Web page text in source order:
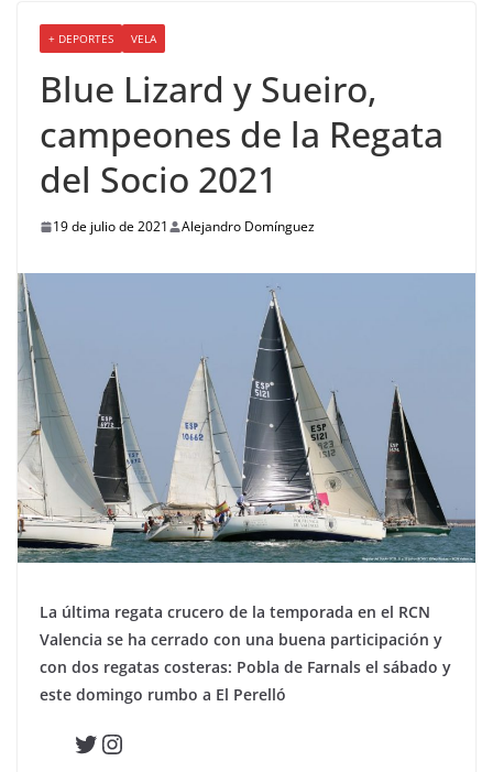
+ DEPORTES VELA
Blue Lizard y Sueiro,
campeones de la Regata
del Socio 2021
19 de julio de 2021 Alejandro Domínguez
La última regata crucero de la temporada en el RCN
Valencia se ha cerrado con una buena participación y
con dos regatas costeras: Pobla de Farnals el sábado y
este domingo rumbo a El Perelló
Twitter
Instagram